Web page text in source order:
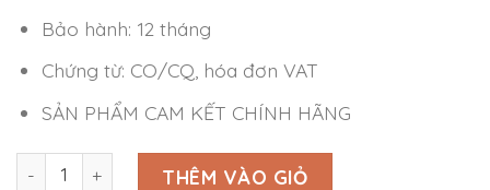
Bảo hành: 12 tháng
Chứng từ: CO/CQ, hóa đơn VAT
SẢN PHẨM CAM KẾT CHÍNH HÃNG
Nguồn LED Driver Meanwell NPF-40D-54 (41.04W 54V
THÊM VÀO GIỎ